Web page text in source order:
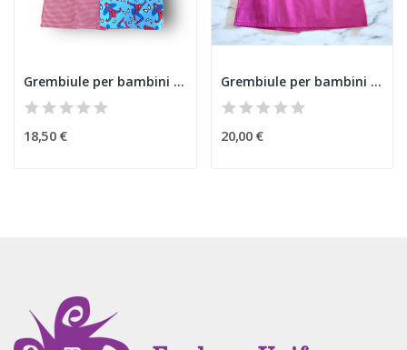
Grembiule per bambini "Spiderman" 2
18,50 €
Grembiule per bambini "casetta"
20,00 €